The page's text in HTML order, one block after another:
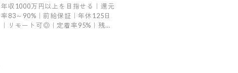
ィング
年収1000万円以上を目指せる｜還元
率83～90%｜前給保証｜年休125日
｜リモート可◎｜定着率95%｜残業